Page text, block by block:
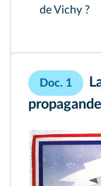
de Vichy ?
Doc. 1
propagande